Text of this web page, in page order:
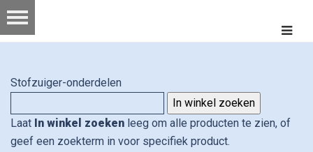
Stofzuiger-onderdelen
Laat In winkel zoeken leeg om alle producten te zien, of
geef een zoekterm in voor specifiek product.